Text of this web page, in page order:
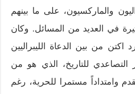
والماركسيون، على ما بينهم
في العديد من المسائل. وكان
اكتن من بين الدعاة الليبراليين
التصاعدي للتاريخ، الذي هو من
وامتداداً مستمرا للحرية، رغم